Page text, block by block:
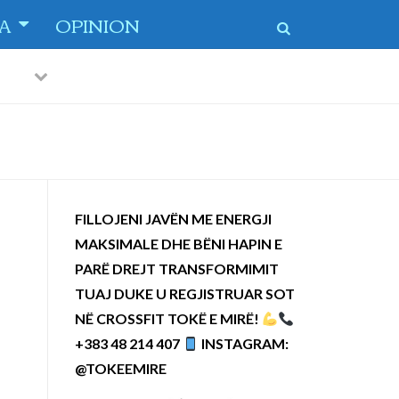
OPINION
PreviousNext
FILLOJENI JAVËN ME ENERGJI
MAKSIMALE DHE BËNI HAPIN E
PARË DREJT TRANSFORMIMIT
TUAJ DUKE U REGJISTRUAR SOT
NË CROSSFIT TOKË E MIRË!
+383 48 214 407
INSTAGRAM:
@TOKEEMIRE